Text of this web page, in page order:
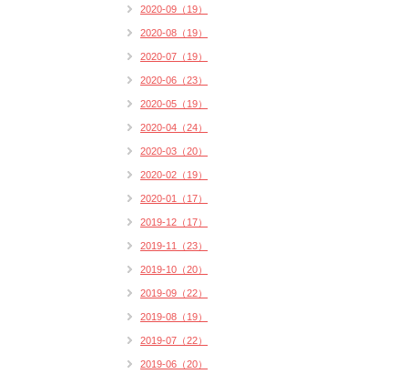
2020-09（19）
2020-08（19）
2020-07（19）
2020-06（23）
2020-05（19）
2020-04（24）
2020-03（20）
2020-02（19）
2020-01（17）
2019-12（17）
2019-11（23）
2019-10（20）
2019-09（22）
2019-08（19）
2019-07（22）
2019-06（20）